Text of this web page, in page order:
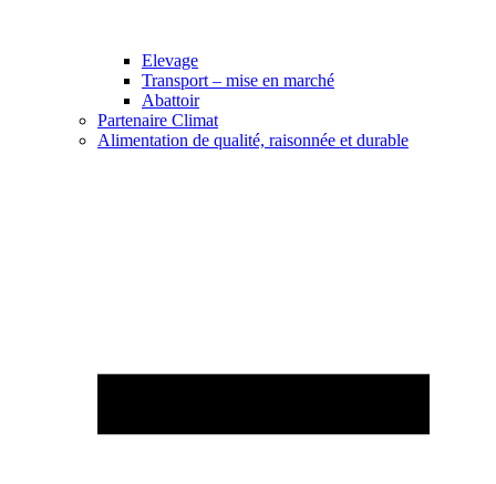
Elevage
Transport – mise en marché
Abattoir
Partenaire Climat
Alimentation de qualité, raisonnée et durable